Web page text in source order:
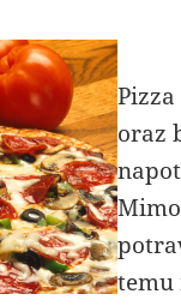
oraz
temu